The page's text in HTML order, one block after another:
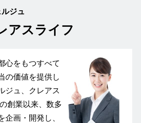
ジュ
アスライフ
心をもつすべて
の価値を提供し
ジュ、クレアス
創業以来、数多
企画・開発し、